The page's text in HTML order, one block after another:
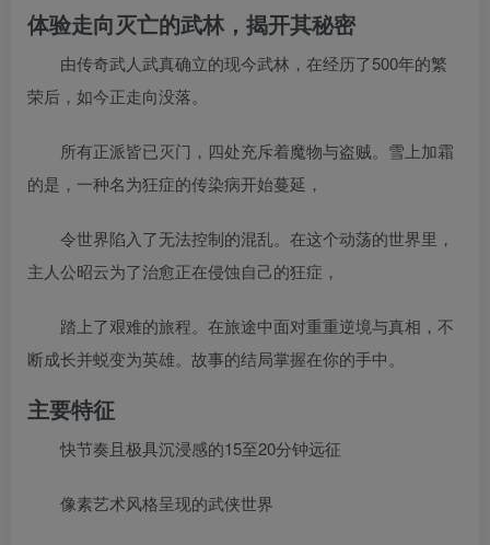
体验走向灭亡的武林，揭开其秘密
由传奇武人武真确立的现今武林，在经历了500年的繁
荣后，如今正走向没落。
所有正派皆已灭门，四处充斥着魔物与盗贼。雪上加霜
的是，一种名为狂症的传染病开始蔓延，
令世界陷入了无法控制的混乱。在这个动荡的世界里，
主人公昭云为了治愈正在侵蚀自己的狂症，
踏上了艰难的旅程。在旅途中面对重重逆境与真相，不
断成长并蜕变为英雄。故事的结局掌握在你的手中。
主要特征
快节奏且极具沉浸感的15至20分钟远征
像素艺术风格呈现的武侠世界